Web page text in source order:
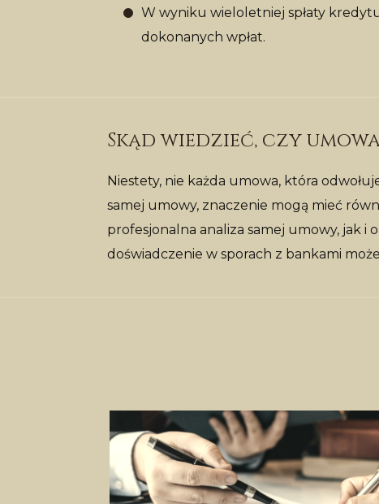
W wyniku wieloletniej spłaty
dokonanych wpłat.
Skąd wiedzieć, czy
Niestety, nie każda umowa, która
samej umowy, znaczenie mogą mieć
profesjonalna analiza samej umowy, jak i
doświadczenie w sporach z bankami